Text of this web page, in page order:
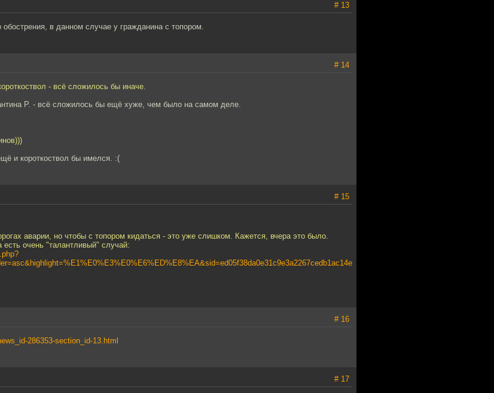
# 13
в данном случае у гражданина с топором.
# 14
- всё сложилось бы иначе.
Р. - всё сложилось бы ещё хуже, чем было на самом деле.
и короткоствол бы имелся. :(
# 15
аварии, но чтобы с топором кидаться - это уже слишком. Кажется, вчера это было.
очень "талантливый" случай:
# 16
286353-section_id-13.html
# 17